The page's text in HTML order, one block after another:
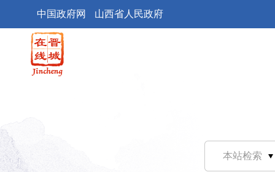
中国政府网 山西省人民政府
本站检索